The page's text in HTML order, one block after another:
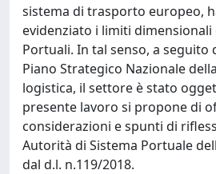
sistema di trasporto europeo,
evidenziato i limiti
Portuali. In tal senso, a seguito
Piano Strategico Nazionale
logistica, il settore è stato
presente lavoro si propone di
considerazioni e spunti di
Autorità di Sistema Portuale
dal d.l. n.119/2018.